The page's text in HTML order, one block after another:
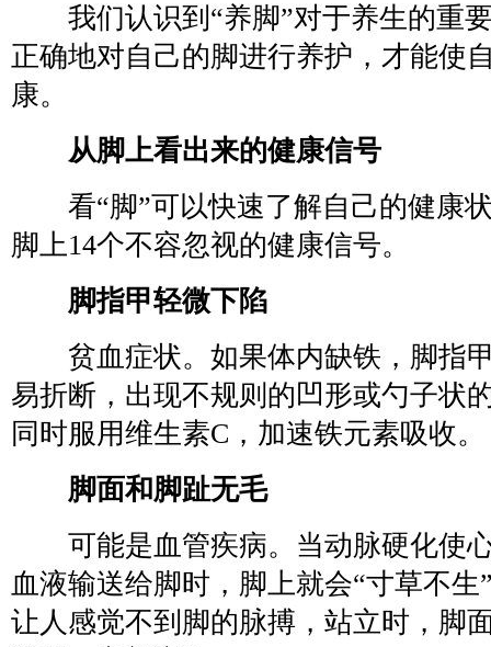
我们认识到“养脚”对于养生的重
正确地对自己的脚进行养护，才能使
康。
从脚上看出来的健康信号
看“脚”可以快速了解自己的健康
脚上14个不容忽视的健康信号。
脚指甲轻微下陷
贫血症状。如果体内缺铁，脚指
易折断，出现不规则的凹形或勺子状
同时服用维生素C，加速铁元素吸收。
脚面和脚趾无毛
可能是血管疾病。当动脉硬化使
血液输送给脚时，脚上就会“寸草不生
让人感觉不到脚的脉搏，站立时，脚